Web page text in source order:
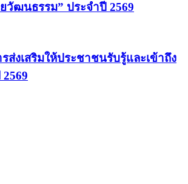
วัฒนธรรม” ประจำปี 2569
ส่งเสริมให้ประชาชนรับรู้และเข้าถึง